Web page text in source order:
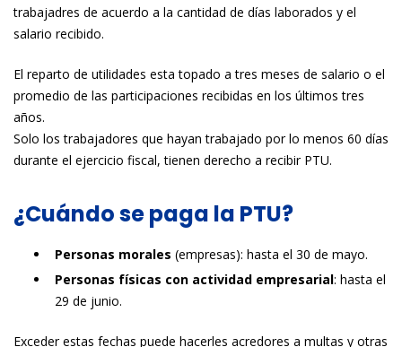
trabajadres de acuerdo a la cantidad de días laborados y el
salario recibido.
El reparto de utilidades esta topado a tres meses de salario o el
promedio de las participaciones recibidas en los últimos tres
años.
Solo los trabajadores que hayan trabajado por lo menos 60 días
durante el ejercicio fiscal, tienen derecho a recibir PTU.
¿Cuándo se paga la PTU?
Personas morales (empresas): hasta el 30 de mayo.
Personas físicas con actividad empresarial: hasta el
29 de junio.
Exceder estas fechas puede hacerles acredores a multas y otras